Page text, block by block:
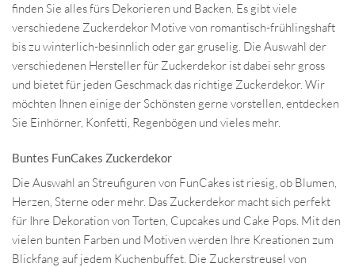
finden Sie alles fürs Dekorieren und Backen. Es gibt viele
verschiedene Zuckerdekor Motive von romantisch-frühlingshaft
bis zu winterlich-besinnlich oder gar gruselig. Die Auswahl der
verschiedenen Hersteller für Zuckerdekor ist dabei sehr gross
und bietet für jeden Geschmack das richtige Zuckerdekor. Wir
möchten Ihnen einige der Schönsten gerne vorstellen, entdecken
Sie Einhörner, Konfetti, Regenbögen und vieles mehr.
Buntes FunCakes Zuckerdekor
Die Auswahl an Streufiguren von FunCakes ist riesig, ob Blumen,
Herzen, Sterne oder mehr. Das Zuckerdekor macht sich perfekt
für Ihre Dekoration von Torten, Cupcakes und Cake Pops. Mit den
vielen bunten Farben und Motiven werden Ihre Kreationen zum
Blickfang auf jedem Kuchenbuffet. Die Zuckerstreusel von